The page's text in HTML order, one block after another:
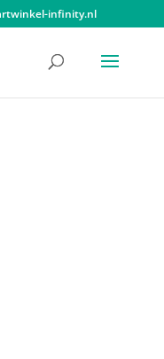
infinity.nl